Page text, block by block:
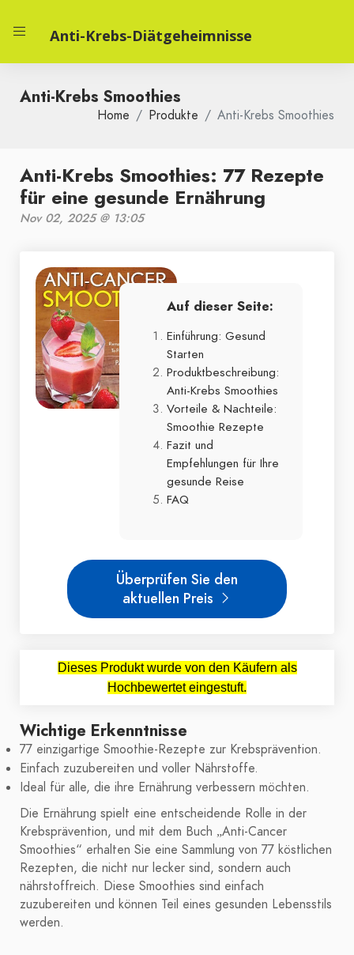
Anti-Krebs-Diätgeheimnisse
Anti-Krebs Smoothies
Home Produkte Anti-Krebs Smoothies
Anti-Krebs Smoothies: 77 Rezepte
für eine gesunde Ernährung
Nov 02, 2025 @ 13:05
Auf dieser Seite:
Einführung: Gesund
Starten
Produktbeschreibung:
Anti-Krebs Smoothies
Vorteile & Nachteile:
Smoothie Rezepte
Fazit und
Empfehlungen für Ihre
gesunde Reise
FAQ
Überprüfen Sie den
aktuellen Preis
Dieses Produkt wurde von den Käufern als
Hochbewertet eingestuft.
Wichtige Erkenntnisse
77 einzigartige Smoothie-Rezepte zur Krebsprävention.
Einfach zuzubereiten und voller Nährstoffe.
Ideal für alle, die ihre Ernährung verbessern möchten.
Die Ernährung spielt eine entscheidende Rolle in der
Krebsprävention, und mit dem Buch „Anti-Cancer
Smoothies“ erhalten Sie eine Sammlung von 77 köstlichen
Rezepten, die nicht nur lecker sind, sondern auch
nährstoffreich. Diese Smoothies sind einfach
zuzubereiten und können Teil eines gesunden Lebensstils
werden.